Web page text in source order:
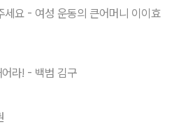
세요 - 여성 운동의 큰어머니 이이효
라! - 백범 김구